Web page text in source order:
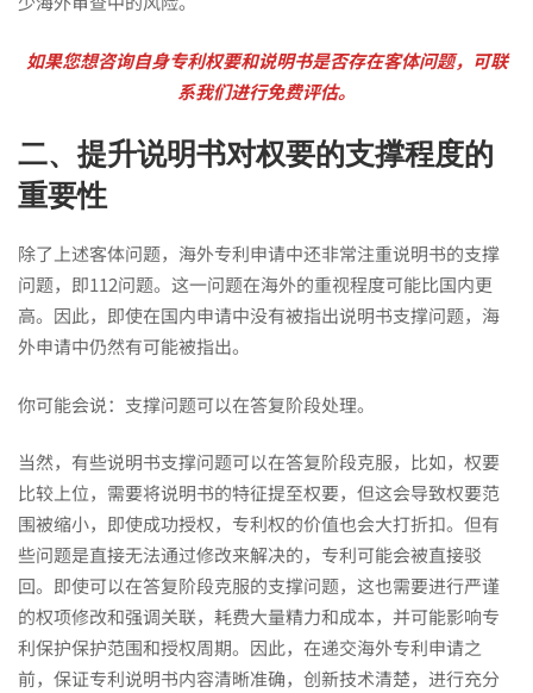
如果您想咨询自身专利权要和说明书是否存在客体问题，可联
系我们进行免费评估。
二、提升说明书对权要的支撑程度的
重要性
除了上述客体问题，海外专利申请中还非常注重说明书的支撑
问题，即112问题。这一问题在海外的重视程度可能比国内更
高。因此，即使在国内申请中没有被指出说明书支撑问题，海
外申请中仍然有可能被指出。
你可能会说：支撑问题可以在答复阶段处理。
当然，有些说明书支撑问题可以在答复阶段克服，比如，权要
比较上位，需要将说明书的特征提至权要，但这会导致权要范
围被缩小，即使成功授权，专利权的价值也会大打折扣。但有
些问题是直接无法通过修改来解决的，专利可能会被直接驳
回。即使可以在答复阶段克服的支撑问题，这也需要进行严谨
的权项修改和强调关联，耗费大量精力和成本，并可能影响专
利保护保护范围和授权周期。因此，在递交海外专利申请之
前，保证专利说明书内容清晰准确，创新技术清楚，进行充分